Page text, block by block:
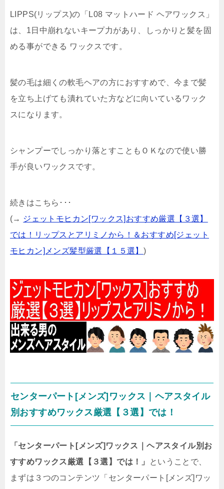
LIPPS(リップス)の「L08 マットハード ヘアワックス」
は、1日中崩れないキープ力があり、しっかりと髪を固
める事ができる ワックスです。
髪の毛は細くの軟毛ヘアの方におすすめで、今まで髪
を立ち上げても潰れていた方などに向いているワック
スになります。
シャンプーでしっかり落とすこともＯＫなので使い勝
手が良いワックスです。
続きはこちら･･･
(→ ジェットモヒカン[ワックス]おすすめ厳選【３選】
では！リップスとアリミノから！＆おすすめ[ジェット
モヒカン]メンズ髪型厳選【１５選】 )
センターパート[メンズ]ワックス｜ヘアスタイル
別おすすめワックス厳選【３選】では！
「センターパート[メンズ]ワックス｜ヘアスタイル別お
すすめワックス厳選【３選】では！」
ということで、
まずは３つのコンテンツ「センターパート[メンズ]ワッ